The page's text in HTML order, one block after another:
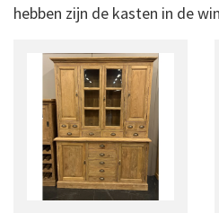
hebben zijn de kasten in de